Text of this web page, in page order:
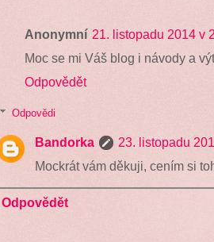
Anonymní 21. listopadu 2014 v
Moc se mi Váš blog i návody a
Odpovědět
Odpovědi
Bandorka
23. listopadu
Mockrát vám děkuji, cením si
Odpovědět